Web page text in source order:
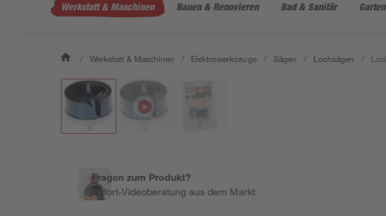
Werkstatt & Maschinen Bauen & Renovieren Bad & Sanitär
/ Werkstatt & Maschinen / Elektrowerkzeuge / Sägen / Lochsägen /
Fragen zum Produkt?
Sofort-Videoberatung aus dem Markt